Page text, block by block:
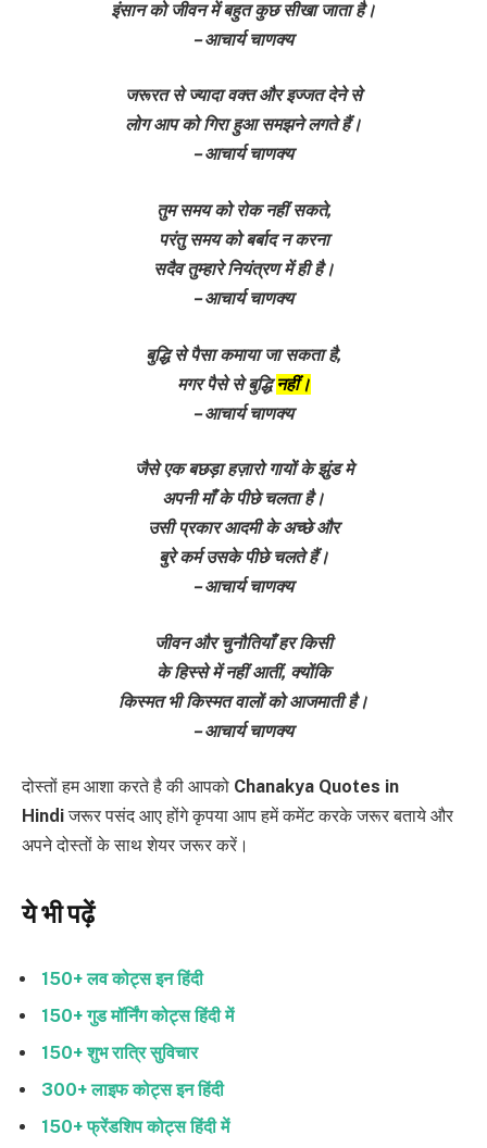
इंसान को जीवन में बहुत कुछ सीखा जाता है।
– आचार्य चाणक्य
जरूरत से ज्यादा वक्त और इज्जत देने से
लोग आप को गिरा हुआ समझने लगते हैं।
– आचार्य चाणक्य
तुम समय को रोक नहीं सकते,
परंतु समय को बर्बाद न करना
सदैव तुम्हारे नियंत्रण में ही है।
– आचार्य चाणक्य
बुद्धि से पैसा कमाया जा सकता है,
मगर पैसे से बुद्धिनहीं।
– आचार्य चाणक्य
जैसे एक बछड़ा हज़ारो गायों के झुंड मे
अपनी माँ के पीछे चलता है।
उसी प्रकार आदमी के अच्छे और
बुरे कर्म उसके पीछे चलते हैं।
– आचार्य चाणक्य
जीवन और चुनौतियाँ हर किसी
के हिस्से में नहीं आतीं, क्योंकि
किस्मत भी किस्मत वालों को आजमाती है।
– आचार्य चाणक्य
दोस्तों हम आशा करते है की आपको Chanakya Quotes in
Hindi जरूर पसंद आए होंगे कृपया आप हमें कमेंट करके जरूर बताये और
अपने दोस्तों के साथ शेयर जरूर करें।
ये भी पढ़ें
150+ लव कोट्स इन हिंदी
150+ गुड मॉर्निंग कोट्स हिंदी में
150+ शुभ रात्रि सुविचार
300+ लाइफ कोट्स इन हिंदी
150+ फ्रेंडशिप कोट्स हिंदी में